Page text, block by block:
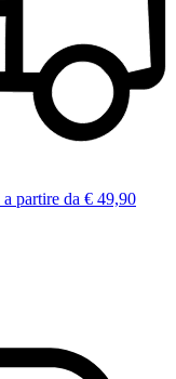
a partire da € 49,90